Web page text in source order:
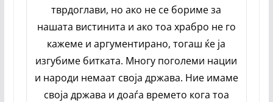
тврдоглави, но ако не се бориме за
нашата вистинита и ако тоа храбро не го
кажеме и аргументирано, тогаш ќе ја
изгубиме битката. Многу поголеми нации
и народи немаат своја држава. Ние имаме
своја држава и доаѓа времето кога тоа